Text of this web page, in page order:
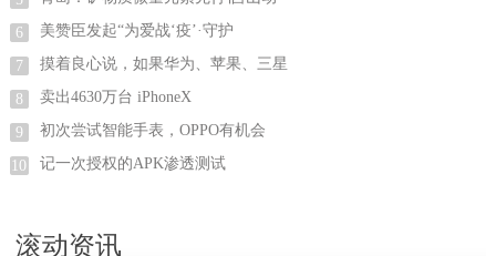
6 美赞臣发起“为爱战‘疫’·守护
7 摸着良心说，如果华为、苹果、三星
8 卖出4630万台 iPhoneX
9 初次尝试智能手表，OPPO有机会
10 记一次授权的APK渗透测试
滚动资讯